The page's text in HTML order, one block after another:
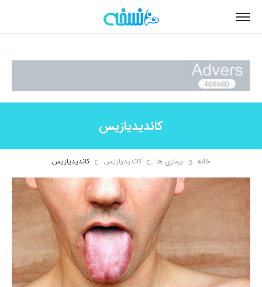
کاندیدیازیس
خانه بیماری ها کاندیدیازیس کاندیدیازیس